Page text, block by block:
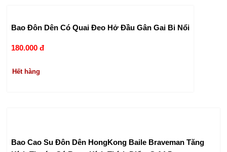
Bao Đôn Dên Có Quai Đeo Hở Đầu Gân Gai Bi Nổi
180.000 đ
Hết hàng
Bao Cao Su Đôn Dên HongKong Baile Braveman Tăng